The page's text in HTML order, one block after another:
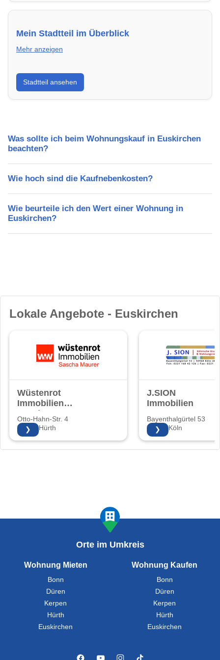
Mein Stadtteil im Überblick
Mehr anzeigen
Erfahre mehr über deinen Stadtteil in Euskirchen:
Lebensqualität, Verkehrsanbindung, Schulen,
Freizeitmöglichkeiten und Mietpreise.
Stadtteil ansehen
Was sollte ich beim Wohnungskauf in Euskirchen
beachten?
Wie hoch sind die Kaufnebenkosten?
Wie beurteile ich den Wert einer Wohnung in
Euskirchen?
Lokale Angebote - Euskirchen
Wüstenrot
Immobilien
Sascha Maurer
Otto-Hahn-Str. 4
50354 Hürth
❯
J.SION
Immobilien
Bayenthalgürtel 53
50968 Köln
❯
Orte im Umkreis
Wohnung Mieten
Bonn
Düren
Kerpen
Hürth
Euskirchen
Wohnung Kaufen
Bonn
Düren
Kerpen
Hürth
Euskirchen